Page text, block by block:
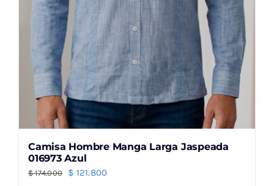
de
producto
Camisa Hombre Manga Larga Jaspeada
016973 Azul
$174.000
El
$ 121.800